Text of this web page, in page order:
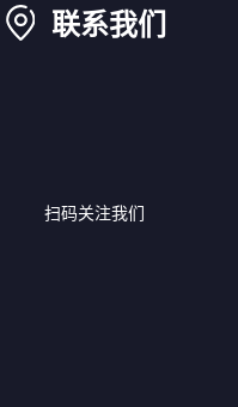
联系我们
扫码关注我们